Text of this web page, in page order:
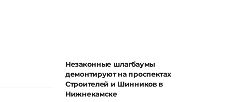
Незаконные шлагбаумы
демонтируют на проспектах
Строителей и Шинников в
Нижнекамске